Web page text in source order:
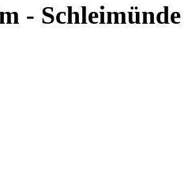
-